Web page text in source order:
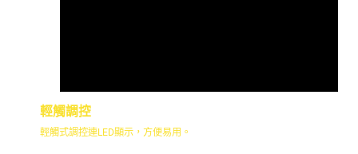
輕觸調控
輕觸式調控連LED顯示，方便易用。